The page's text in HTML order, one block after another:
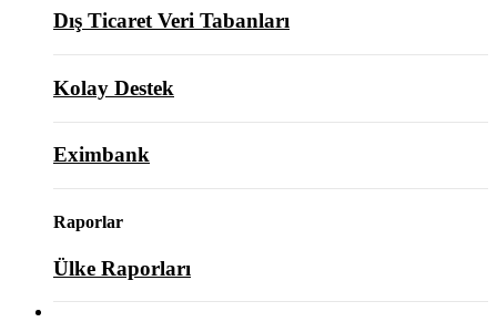
Dış Ticaret Veri Tabanları
Kolay Destek
Eximbank
Raporlar
Ülke Raporları